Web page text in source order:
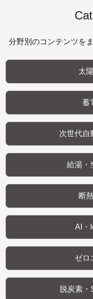
分野別のコンテンツを
太
蓄
次世代自
給湯・
断
AI・
ゼロ
脱炭素